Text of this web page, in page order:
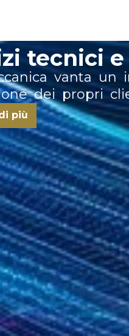
tecnici
vanta un
dei propri
più